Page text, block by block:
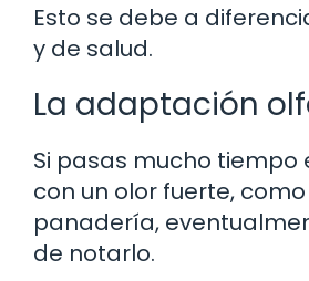
Esto se debe a
y de salud.
La adaptación
Si pasas mucho tiempo
con un olor fuerte,
panadería,
de notarlo.